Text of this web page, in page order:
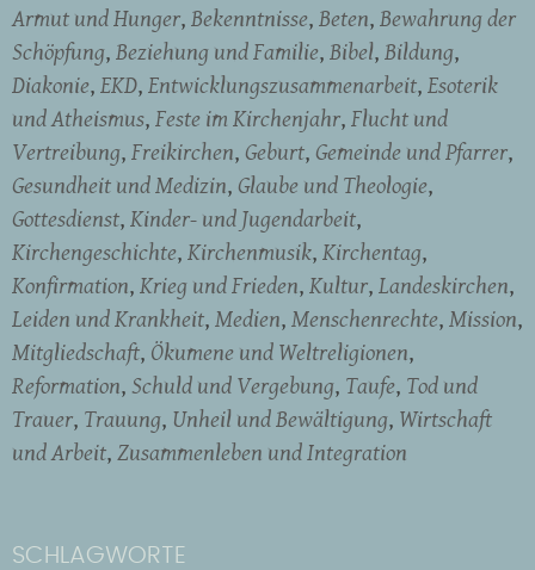
Armut und Hunger Bekenntnisse Beten Bewahrung der
Schöpfung Beziehung und Familie Bibel Bildung
Diakonie EKD Entwicklungszusammenarbeit Esoterik
und Atheismus Feste im Kirchenjahr Flucht und
Vertreibung Freikirchen Geburt Gemeinde und Pfarrer
Gesundheit und Medizin Glaube und Theologie
Gottesdienst Kinder- und Jugendarbeit
Kirchengeschichte Kirchenmusik Kirchentag
Konfirmation Krieg und Frieden Kultur Landeskirchen
Leiden und Krankheit Medien Menschenrechte Mission
Mitgliedschaft Ökumene und Weltreligionen
Reformation Schuld und Vergebung Taufe Tod und
Trauer Trauung Unheil und Bewältigung Wirtschaft
und Arbeit Zusammenleben und Integration
SCHLAGWORTE